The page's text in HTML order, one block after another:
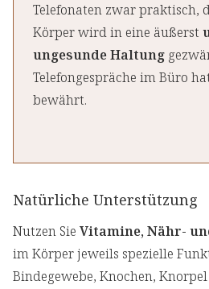
Telefonaten zwar praktisch,
Körper wird in eine äußerst
ungesunde Haltung
Telefongespräche im Büro
bewährt.
Natürliche Unterstützung
Nutzen Sie Vitamine, Nähr-
im Körper jeweils spezielle
Bindegewebe, Knochen,